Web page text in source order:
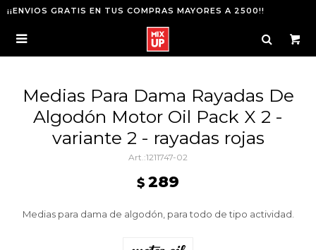
¡¡ENVIOS GRATIS EN TUS COMPRAS MAYORES A 2500!!

Medias Para Dama Rayadas De
Algodón Motor Oil Pack X 2 -
variante 2 - rayadas rojas
1211747-02
$ 289
Medias para dama de algodón, para todo de tipo actividad.